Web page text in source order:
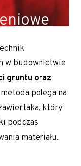
zboczy
i iniekcje gruntu
gruntu
na terenie całej
Austrii i
w budownictwie
gruntu oraz
metoda polega na
który
podczas
materiału.